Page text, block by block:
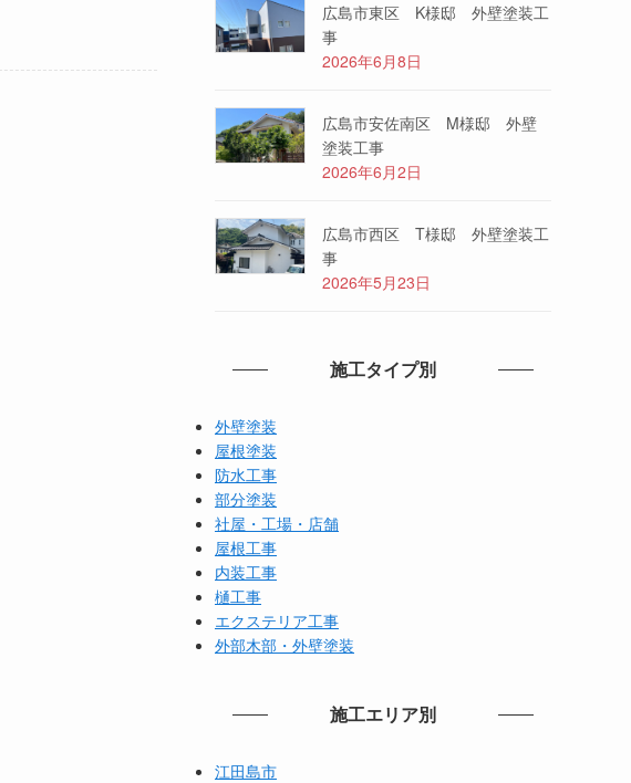
広島市東区 K様邸 外壁塗装工
事
2026年6月8日
広島市安佐南区 M様邸 外壁
塗装工事
2026年6月2日
広島市西区 T様邸 外壁塗装工
事
2026年5月23日
施工タイプ別
外壁塗装
屋根塗装
防水工事
部分塗装
社屋・工場・店舗
屋根工事
内装工事
樋工事
エクステリア工事
外部木部・外壁塗装
施工エリア別
江田島市